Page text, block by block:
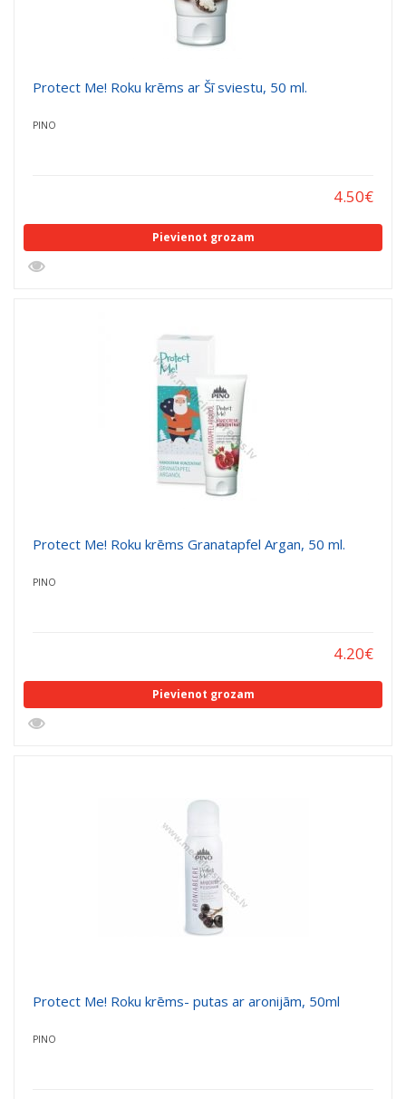
Protect Me! Roku krēms ar Šī sviestu, 50 ml.
PINO
4.50€
Pievienot grozam
Protect Me! Roku krēms Granatapfel Argan, 50 ml.
PINO
4.20€
Pievienot grozam
Protect Me! Roku krēms- putas ar aronijām, 50ml
PINO